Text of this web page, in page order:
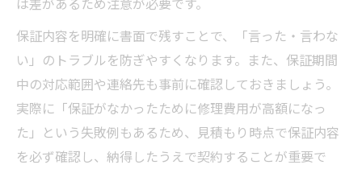
保証内容を明確に書面で残すことで、「言った・言わな
い」のトラブルを防ぎやすくなります。また、保証期間
中の対応範囲や連絡先も事前に確認しておきましょう。
実際に「保証がなかったために修理費用が高額になっ
た」という失敗例もあるため、見積もり時点で保証内容
を必ず確認し、納得したうえで契約することが重要で